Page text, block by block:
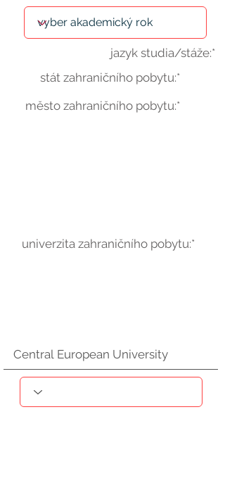
jazyk studia/stáže:*
stát zahraničního pobytu:*
město zahraničního pobytu:*
univerzita zahraničního pobytu:*